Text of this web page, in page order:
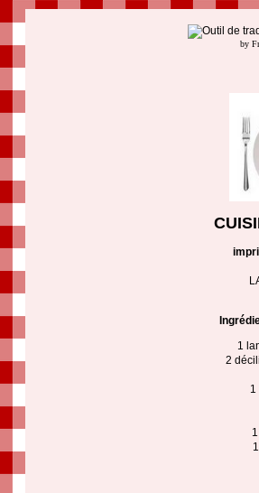
by
1
2
1